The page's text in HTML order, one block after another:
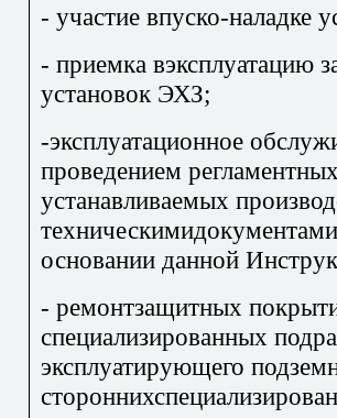
- участие впуско-наладке
- приемка вэксплуатацию
установок ЭХЗ;
-эксплуатационное
проведением
устанавливаемых
основании данной
- ремонтзащитных
специализированных
эксплуатирующего